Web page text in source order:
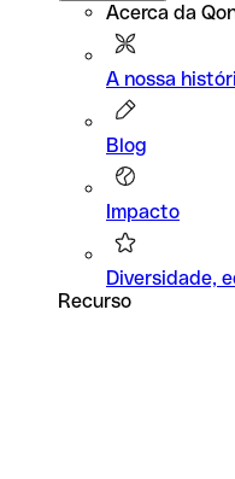
Acerca da
A nossa
Blog
Impacto
Diversidade,
Recurso